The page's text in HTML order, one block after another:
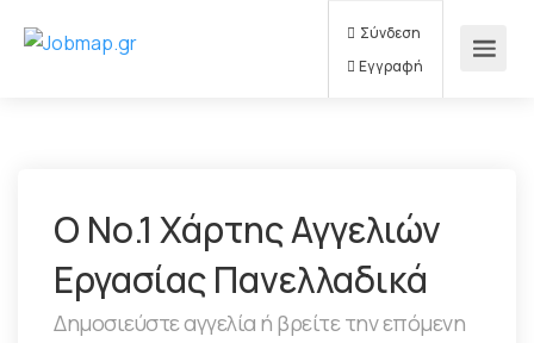
Σύνδεση
Εγγραφή
Ο Νο.1 Χάρτης Αγγελιών
Εργασίας Πανελλαδικά
Δημοσιεύστε αγγελία ή βρείτε την επόμενη